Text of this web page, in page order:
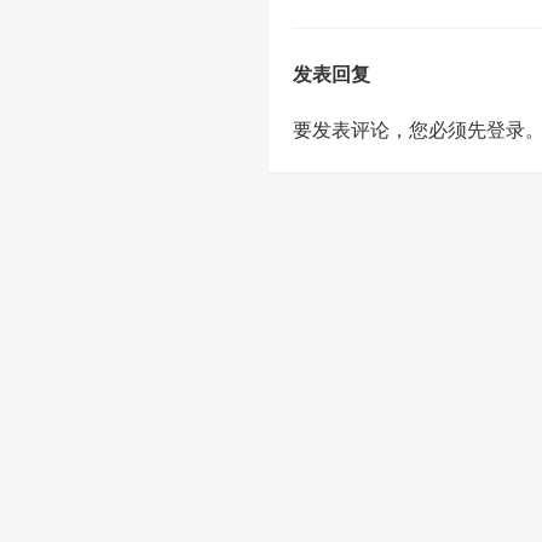
发表回复
要发表评论，您必须先登录